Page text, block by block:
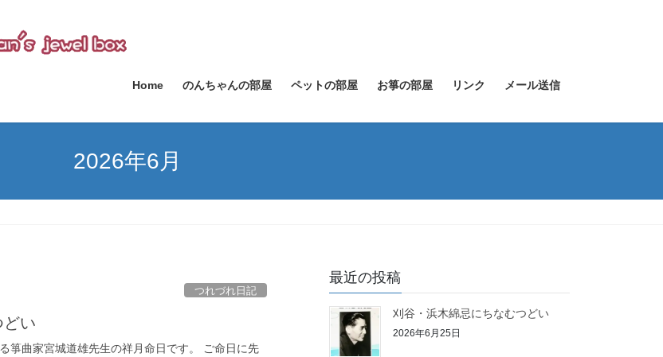
Home のんちゃんの部屋 ペットの部屋 お箏の部屋 リンク メール送信
2026年6月
つれづれ日記
い
箏曲家宮城道雄先生の祥月命日です。 ご命日に先
最近の投稿
刈谷・浜木綿忌にちなむつどい
2026年6月25日